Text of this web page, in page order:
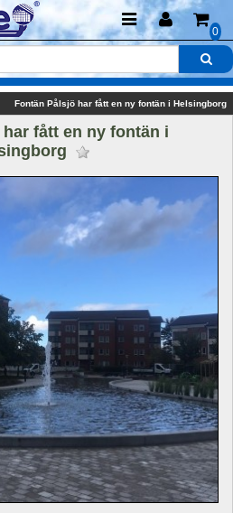
0
Fontän Pålsjö har fått en ny fontän i Helsingborg
fått en ny fontän i